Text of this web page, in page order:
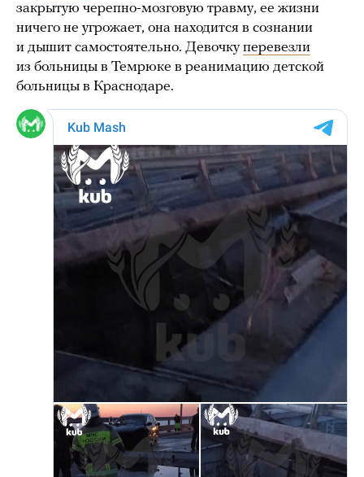
закрытую черепно-мозговую травму, ее жизни
ничего не угрожает, она находится в сознании
и дышит самостоятельно. Девочкуперевезли
из больницы в Темрюке в реанимацию детской
больницы в Краснодаре.